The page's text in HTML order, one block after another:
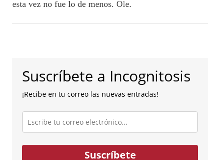
esta vez no fue lo de menos. Ole.
Suscríbete a Incognitosis
¡Recibe en tu correo las nuevas entradas!
Escribe
tu
correo
electrónico...
Suscríbete